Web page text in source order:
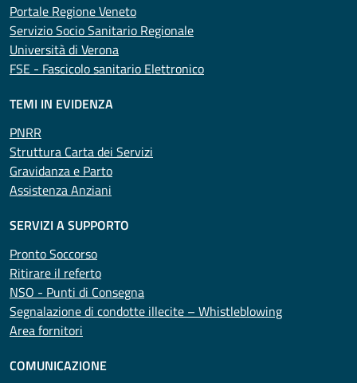
Portale Regione Veneto
Servizio Socio Sanitario Regionale
Università di Verona
FSE - Fascicolo sanitario Elettronico
TEMI IN EVIDENZA
PNRR
Struttura Carta dei Servizi
Gravidanza e Parto
Assistenza Anziani
SERVIZI A SUPPORTO
Pronto Soccorso
Ritirare il referto
NSO - Punti di Consegna
Segnalazione di condotte illecite – Whistleblowing
Area fornitori
COMUNICAZIONE